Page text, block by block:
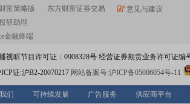
富策略版
研助理
金融终端
东方财富证券交易
意见与建议
视听节目许可证：0908328号 经营证券期货业务许可证编
证:沪B2-20070217 网站备案号:沪ICP备05006054号-11
们 可持续发展 广告服务 供应商平台